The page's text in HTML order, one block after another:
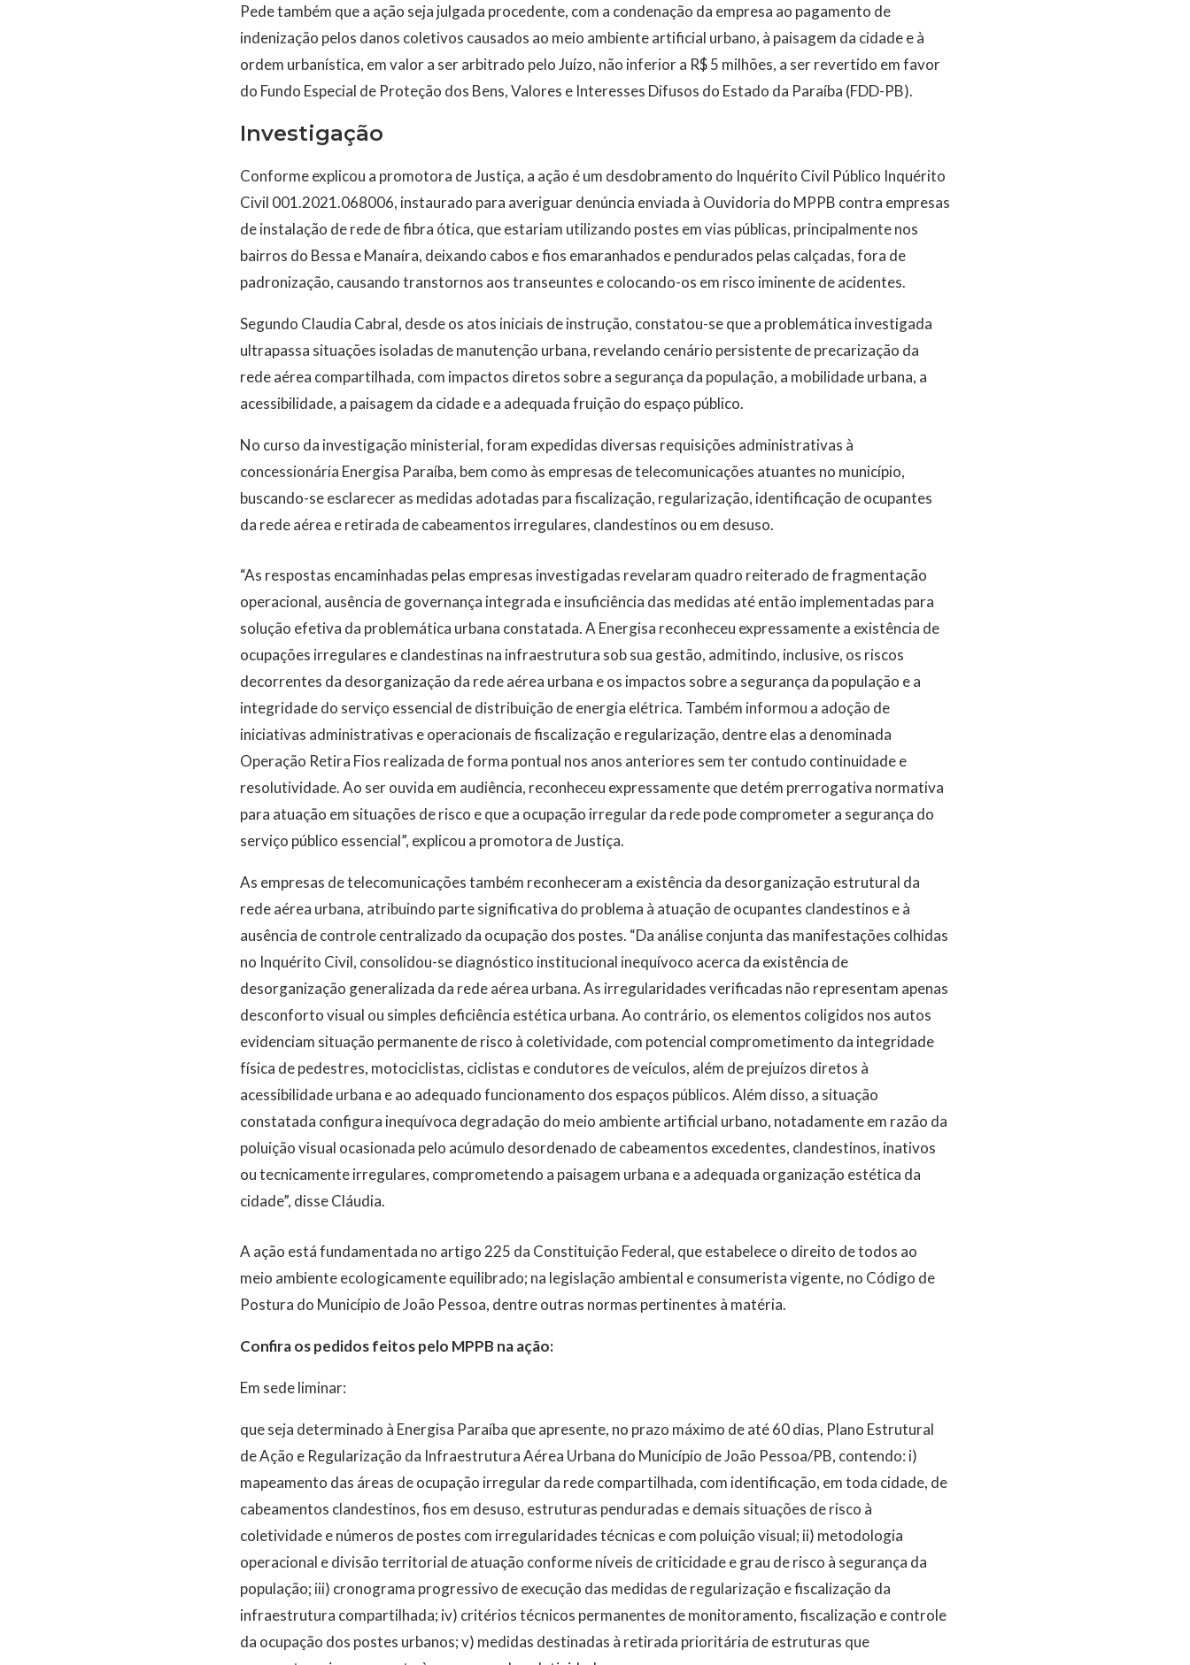
Pede também que a ação seja julgada procedente, com a condenação da empresa ao pagamento de
indenização pelos danos coletivos causados ao meio ambiente artificial urbano, à paisagem da cidade e à
ordem urbanística, em valor a ser arbitrado pelo Juízo, não inferior a R$ 5 milhões, a ser revertido em favor
do Fundo Especial de Proteção dos Bens, Valores e Interesses Difusos do Estado da Paraíba (FDD-PB).
Investigação
Conforme explicou a promotora de Justiça, a ação é um desdobramento do Inquérito Civil Público Inquérito
Civil 001.2021.068006, instaurado para averiguar denúncia enviada à Ouvidoria do MPPB contra empresas
de instalação de rede de fibra ótica, que estariam utilizando postes em vias públicas, principalmente nos
bairros do Bessa e Manaíra, deixando cabos e fios emaranhados e pendurados pelas calçadas, fora de
padronização, causando transtornos aos transeuntes e colocando-os em risco iminente de acidentes.
Segundo Claudia Cabral, desde os atos iniciais de instrução, constatou-se que a problemática investigada
ultrapassa situações isoladas de manutenção urbana, revelando cenário persistente de precarização da
rede aérea compartilhada, com impactos diretos sobre a segurança da população, a mobilidade urbana, a
acessibilidade, a paisagem da cidade e a adequada fruição do espaço público.
No curso da investigação ministerial, foram expedidas diversas requisições administrativas à
concessionária Energisa Paraíba, bem como às empresas de telecomunicações atuantes no município,
buscando-se esclarecer as medidas adotadas para fiscalização, regularização, identificação de ocupantes
da rede aérea e retirada de cabeamentos irregulares, clandestinos ou em desuso.
“As respostas encaminhadas pelas empresas investigadas revelaram quadro reiterado de fragmentação
operacional, ausência de governança integrada e insuficiência das medidas até então implementadas para
solução efetiva da problemática urbana constatada. A Energisa reconheceu expressamente a existência de
ocupações irregulares e clandestinas na infraestrutura sob sua gestão, admitindo, inclusive, os riscos
decorrentes da desorganização da rede aérea urbana e os impactos sobre a segurança da população e a
integridade do serviço essencial de distribuição de energia elétrica. Também informou a adoção de
iniciativas administrativas e operacionais de fiscalização e regularização, dentre elas a denominada
Operação Retira Fios realizada de forma pontual nos anos anteriores sem ter contudo continuidade e
resolutividade. Ao ser ouvida em audiência, reconheceu expressamente que detém prerrogativa normativa
para atuação em situações de risco e que a ocupação irregular da rede pode comprometer a segurança do
serviço público essencial”, explicou a promotora de Justiça.
As empresas de telecomunicações também reconheceram a existência da desorganização estrutural da
rede aérea urbana, atribuindo parte significativa do problema à atuação de ocupantes clandestinos e à
ausência de controle centralizado da ocupação dos postes. “Da análise conjunta das manifestações colhidas
no Inquérito Civil, consolidou-se diagnóstico institucional inequívoco acerca da existência de
desorganização generalizada da rede aérea urbana. As irregularidades verificadas não representam apenas
desconforto visual ou simples deficiência estética urbana. Ao contrário, os elementos coligidos nos autos
evidenciam situação permanente de risco à coletividade, com potencial comprometimento da integridade
física de pedestres, motociclistas, ciclistas e condutores de veículos, além de prejuízos diretos à
acessibilidade urbana e ao adequado funcionamento dos espaços públicos. Além disso, a situação
constatada configura inequívoca degradação do meio ambiente artificial urbano, notadamente em razão da
poluição visual ocasionada pelo acúmulo desordenado de cabeamentos excedentes, clandestinos, inativos
ou tecnicamente irregulares, comprometendo a paisagem urbana e a adequada organização estética da
cidade”, disse Cláudia.
A ação está fundamentada no artigo 225 da Constituição Federal, que estabelece o direito de todos ao
meio ambiente ecologicamente equilibrado; na legislação ambiental e consumerista vigente, no Código de
Postura do Município de João Pessoa, dentre outras normas pertinentes à matéria.
Confira os pedidos feitos pelo MPPB na ação:
Em sede liminar:
que seja determinado à Energisa Paraíba que apresente, no prazo máximo de até 60 dias, Plano Estrutural
de Ação e Regularização da Infraestrutura Aérea Urbana do Município de João Pessoa/PB, contendo: i)
mapeamento das áreas de ocupação irregular da rede compartilhada, com identificação, em toda cidade, de
cabeamentos clandestinos, fios em desuso, estruturas penduradas e demais situações de risco à
coletividade e números de postes com irregularidades técnicas e com poluição visual; ii) metodologia
operacional e divisão territorial de atuação conforme níveis de criticidade e grau de risco à segurança da
população; iii) cronograma progressivo de execução das medidas de regularização e fiscalização da
infraestrutura compartilhada; iv) critérios técnicos permanentes de monitoramento, fiscalização e controle
da ocupação dos postes urbanos; v) medidas destinadas à retirada prioritária de estruturas que